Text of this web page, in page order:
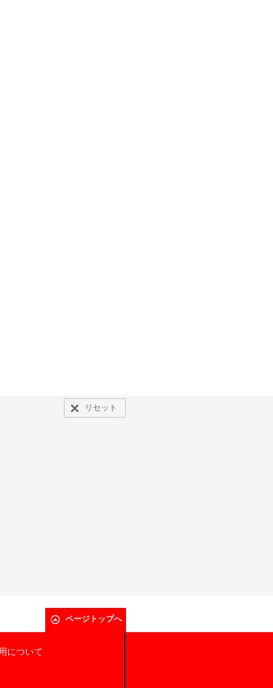
リセット
ページトップへ
について